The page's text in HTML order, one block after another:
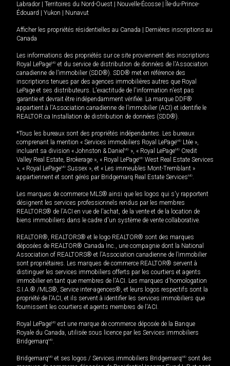
Labrador
Territoires du Nord-Ouest Nouvelle-Écosse
Île-du-Prince-
Édouard
Yukon Nunavut
Afficher les propriétés résidentielles au Canada
Dernières inscriptions au
Canada
Les informations des propriétés sur ce site proviennent des inscriptions
Royal LePageMD et du service de distribution de données de l'Association
canadienne de l’immobilier (SDD®). SDD® met en référence des
inscriptions tenues par des agences immobilières autres que Royal
LePage et ses distributeurs. L'exactitude de l'information n'est pas
garantie et devrait être indépendamment vérifiée. La marque DDF®
appartient à l'Association canadienne de l’immobilier (ACI) et identifie le
REALTOR.ca Installation de distribution de données (SDD®).
*Tous les bureaux sont des propriétés indépendantes. Les bureaux
comprenant la mention « Services immobiliers Royal LePageMD Ltée »,
incluant sa division « Johnston & Daniel MD », « Royal LePageMD Credit
Valley Real Estate, Brokerage », « Royal LePageMD West Real Estate Services
», « Royal LePageMD Sussex », et « Les immeubles Mont-Tremblant »
appartiennent et sont gérés par Bridgemarq Real Estate ServicesMD.
Les marques de commerce MLS® ainsi que les logos qui s'y rapportent
désignent les services professionnels rendus par les membres
REALTORS® de l'ACI en vue de l'achat, de la vente et de la location de
biens immobiliers dans le cadre d'un système de vente collaborative.
REALTOR®, REALTORS® et le logo REALTOR® sont des marques
déposées de REALTOR® Canada Inc., une compagnie dont la National
Association of REALTORS® et l'Association canadienne de l’immobilier
sont propriétaires. Les marques de commerce REALTOR® servent à
distinguer les services immobiliers offerts par les courtiers et agents
immobilier en tant que membres de l'ACI. Les marques d'homologation
S.I.A.® /MLS®, Service inter-agences®, et leurs logos respectifs sont la
propriété de l'ACI, et ils servent à identifier les services immobiliers que
fournissent les courtiers et agents membres de l'ACI.
Royal LePageMD est une marque de commerce déposée de la Banque
Royale du Canada, utilisée sous licence par les Services immobiliers
BridgemarqMD.
BridgemarqMD et ses logos / Services immobiliers BridgemarqMD sont des